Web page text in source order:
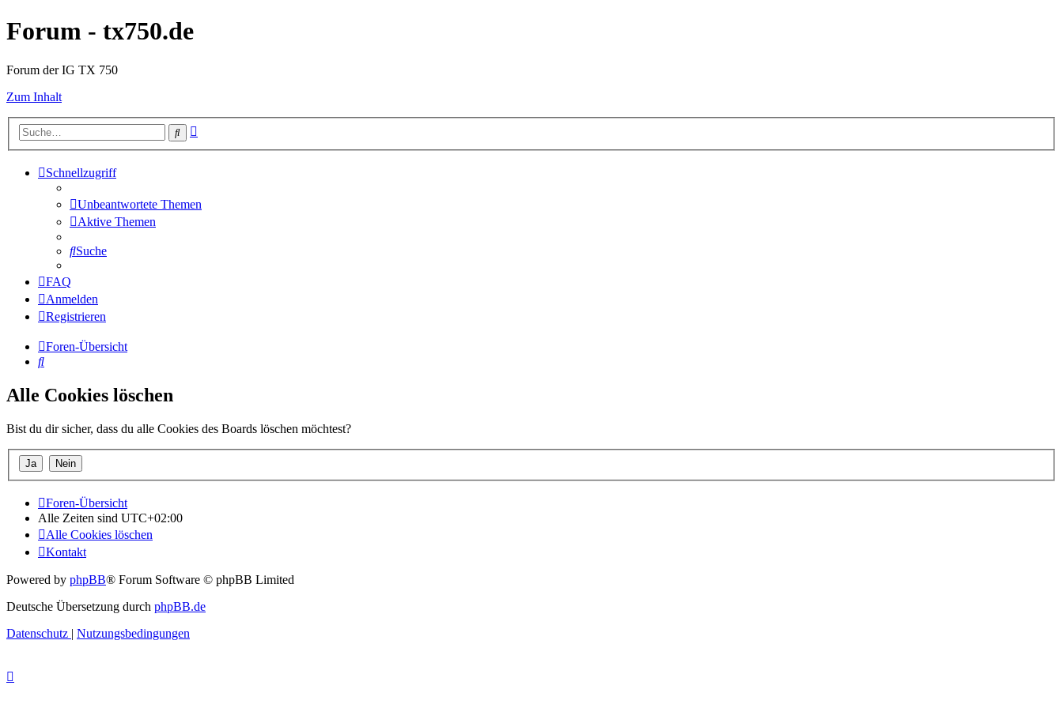
Forum - tx750.de
Forum der IG TX 750
Zum Inhalt
Suche
Schnellzugriff
Unbeantwortete Themen
Aktive Themen
Suche
FAQ
Anmelden
Registrieren
Foren-Übersicht
Suche
Alle Cookies löschen
Bist du dir sicher, dass du alle Cookies des Boards löschen möchtest?
Foren-Übersicht
Alle Zeiten sind UTC+02:00
Alle Cookies löschen
Kontakt
Powered by phpBB® Forum Software © phpBB Limited
Deutsche Übersetzung durch phpBB.de
Datenschutz | Nutzungsbedingungen